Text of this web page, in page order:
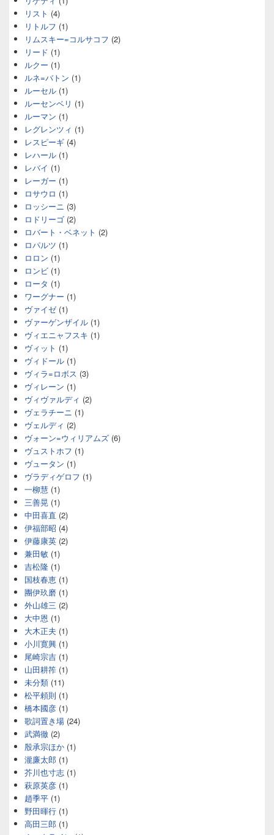
リスト (4)
リトルフ (1)
リムスキー=コルサコフ (2)
リード (1)
ルクー (1)
ルネ=バトン (1)
ルーセル (1)
ルーセンベリ (1)
ルーマン (1)
レグレンツィ (1)
レスピーギ (4)
レハール (1)
レバイ (1)
レーガー (1)
ロサウロ (1)
ロッシーニ (3)
ロドリーゴ (2)
ロバート・ベネット (2)
ロパルツ (1)
ロロン (1)
ロンビ (1)
ロータ (1)
ワーグナー (1)
ヴァイゼ(1)
ヴァーゲンザイル (1)
ヴィエニャフスキ (1)
ヴィット (1)
ヴィドール (1)
ヴィラ=ロボス (3)
ヴィレーン (1)
ヴィヴァルディ (2)
ヴェラチーニ (1)
ヴェルディ (2)
ヴォーン=ウィリアムズ (6)
ヴュストホフ (1)
ヴュータン (1)
ヴラディゲロフ (1)
一柳慧 (1)
三善晃 (1)
中田喜直 (2)
伊福部昭 (4)
伊藤康英 (2)
兼田敏 (1)
吉松隆 (1)
国枝春恵 (1)
團伊玖磨 (1)
外山雄三 (2)
大中恩 (1)
大木正夫 (1)
小川寛興 (1)
尾崎宗吉 (1)
山田耕筰 (1)
未分類 (11)
松平頼則 (1)
橋本國彦 (1)
歌詞置き場 (24)
武満徹 (2)
殷承宗ほか (1)
瀧廉太郎 (1)
芥川也寸志 (1)
萩原英彦 (1)
趙季平 (1)
野田暉行 (1)
高田三郎 (1)